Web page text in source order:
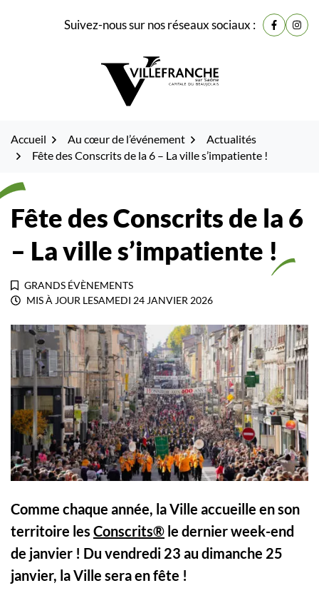
Suivez-nous sur nos réseaux sociaux : Lien vers
Lien
Accueil Au cœur de l’événement
Actualités
Fête des Conscrits de la 6 – La ville s’impatiente !
Fête des Conscrits de la 6
– La ville s’impatiente !
GRANDS ÉVÈNEMENTS
MIS À JOUR LESAMEDI 24 JANVIER 2026
Comme chaque année, la Ville accueille en son
territoire les Conscrits® le dernier week-end
de janvier ! Du vendredi 23 au dimanche 25
janvier, la Ville sera en fête !